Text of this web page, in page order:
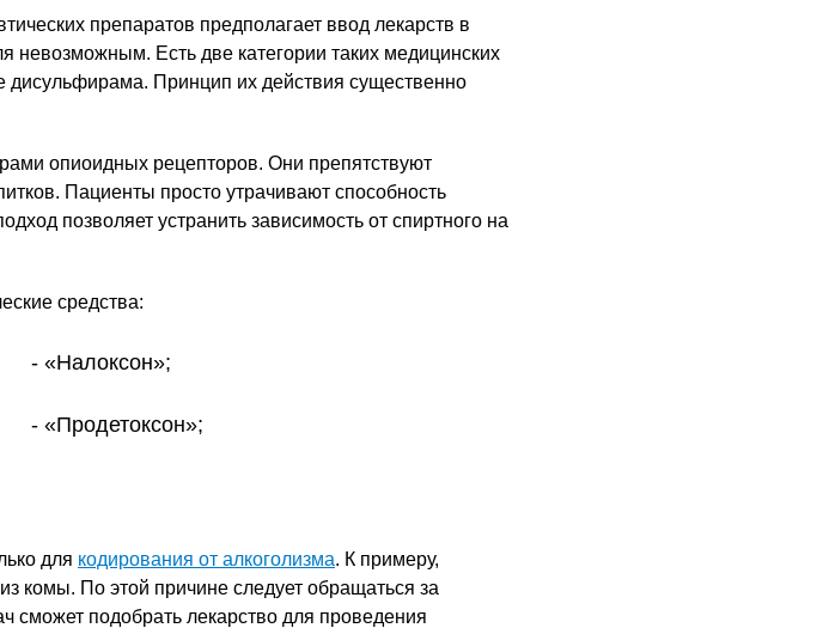
препаратов предполагает ввод лекарств в
невозможным. Есть две категории таких медицинских
дисульфирама. Принцип их действия существенно
опиоидных рецепторов. Они препятствуют
Пациенты просто утрачивают способность
позволяет устранить зависимость от спиртного на
средства:
«Налоксон»;
«Продетоксон»;
для кодирования от алкоголизма. К примеру,
комы. По этой причине следует обращаться за
подобрать лекарство для проведения